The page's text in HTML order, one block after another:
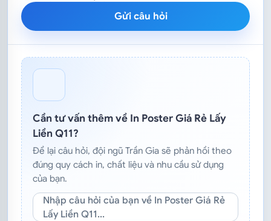
Gửi câu hỏi
Cần tư vấn thêm về In Poster Giá Rẻ Lấy
Liền Q11?
Để lại câu hỏi, đội ngũ Trần Gia sẽ phản hồi theo
đúng quy cách in, chất liệu và nhu cầu sử dụng
của bạn.
Nhập câu hỏi của bạn về In Poster Giá Rẻ
Lấy Liền Q11...